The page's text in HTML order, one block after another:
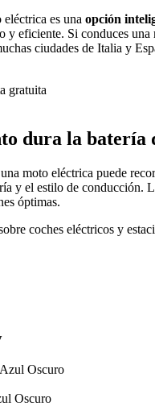
es una opción
y eficiente. Si conduces
ciudades de Italia y
gratuita
dura la batería
moto eléctrica puede
y el estilo de conducción.
óptimas.
coches eléctricos y
Oscuro